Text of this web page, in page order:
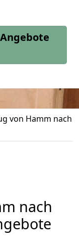
von Hamm nach
nach